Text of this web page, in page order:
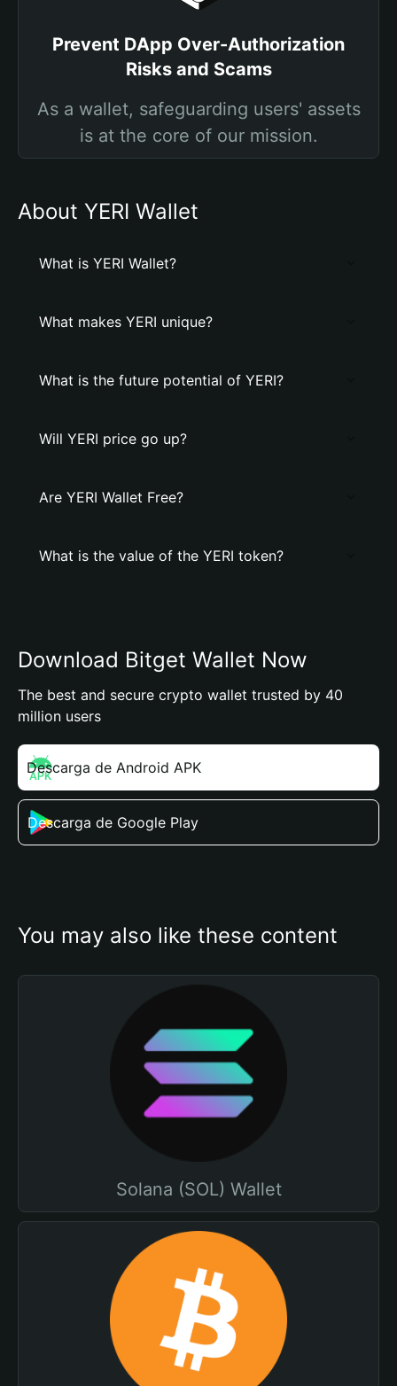
Prevent DApp Over-Authorization
Risks and Scams
As a wallet, safeguarding users' assets
is at the core of our mission.
About YERI Wallet
What is YERI Wallet?
What makes YERI unique?
What is the future potential of YERI?
Will YERI price go up?
Are YERI Wallet Free?
What is the value of the YERI token?
Download Bitget Wallet Now
The best and secure crypto wallet trusted by 40
million users
Descarga de Android APK
Descarga de Google Play
You may also like these content
Solana (SOL) Wallet